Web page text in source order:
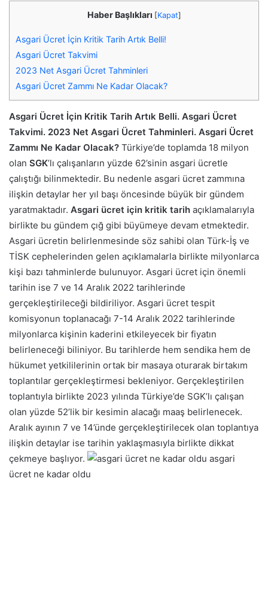
Haber Başlıkları [Kapat]
Asgari Ücret İçin Kritik Tarih Artık Belli!
Asgari Ücret Takvimi
2023 Net Asgari Ücret Tahminleri
Asgari Ücret Zammı Ne Kadar Olacak?
Asgari Ücret İçin Kritik Tarih Artık Belli. Asgari Ücret
Takvimi. 2023 Net Asgari Ücret Tahminleri. Asgari Ücret
Zammı Ne Kadar Olacak? Türkiye’de toplamda 18 milyon
olan SGK’lı çalışanların yüzde 62’sinin asgari ücretle
çalıştığı bilinmektedir. Bu nedenle asgari ücret zammına
ilişkin detaylar her yıl başı öncesinde büyük bir gündem
yaratmaktadır. Asgari ücret için kritik tarih açıklamalarıyla
birlikte bu gündem çığ gibi büyümeye devam etmektedir.
Asgari ücretin belirlenmesinde söz sahibi olan Türk-İş ve
TİSK cephelerinden gelen açıklamalarla birlikte milyonlarca
kişi bazı tahminlerde bulunuyor. Asgari ücret için önemli
tarihin ise 7 ve 14 Aralık 2022 tarihlerinde
gerçekleştirileceği bildiriliyor. Asgari ücret tespit
komisyonun toplanacağı 7-14 Aralık 2022 tarihlerinde
milyonlarca kişinin kaderini etkileyecek bir fiyatın
belirleneceği biliniyor. Bu tarihlerde hem sendika hem de
hükumet yetkililerinin ortak bir masaya oturarak birtakım
toplantılar gerçekleştirmesi bekleniyor. Gerçekleştirilen
toplantıyla birlikte 2023 yılında Türkiye’de SGK’lı çalışan
olan yüzde 52’lik bir kesimin alacağı maaş belirlenecek.
Aralık ayının 7 ve 14’ünde gerçekleştirilecek olan toplantıya
ilişkin detaylar ise tarihin yaklaşmasıyla birlikte dikkat
çekmeye başlıyor.
asgari
ücret ne kadar oldu